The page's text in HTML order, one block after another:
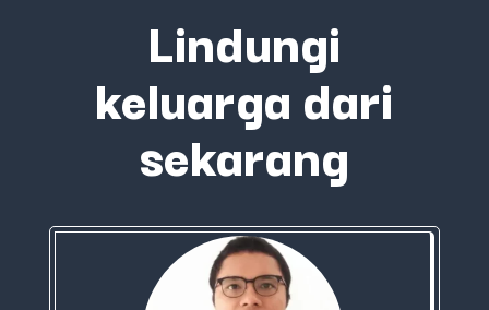
Lindungi
keluarga dari
sekarang